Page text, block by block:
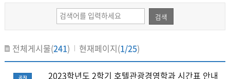
검색
전체게시물(241) 현재페이지(1/25)
2023학년도 2학기 호텔관광경영학과 시간표 안내